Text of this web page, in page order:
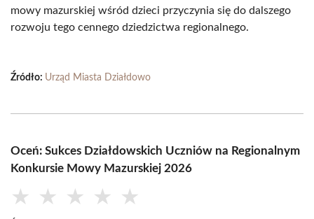
mowy mazurskiej wśród dzieci przyczynia się do dalszego
rozwoju tego cennego dziedzictwa regionalnego.
Źródło: Urząd Miasta Działdowo
Oceń: Sukces Działdowskich Uczniów na Regionalnym
Konkursie Mowy Mazurskiej 2026
★ ★ ★ ★ ★